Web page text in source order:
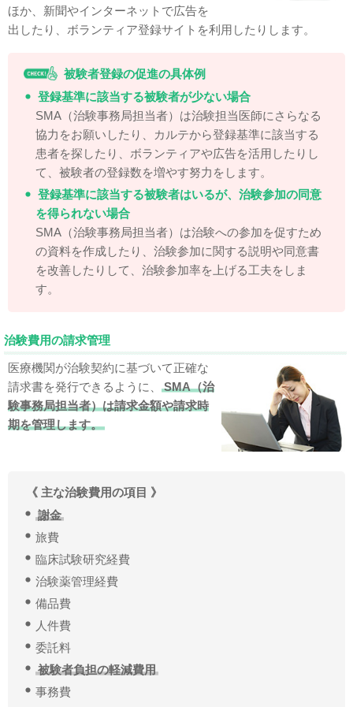
ほか、新聞やインターネットで広告を
出したり、ボランティア登録サイトを利用したりします。
被験者登録の促進の具体例
登録基準に該当する被験者が少ない場合
SMA（治験事務局担当者）は治験担当医師にさらなる
協力をお願いしたり、カルテから登録基準に該当する
患者を探したり、ボランティアや広告を活用したりし
て、被験者の登録数を増やす努力をします。
登録基準に該当する被験者はいるが、治験参加の同意
を得られない場合
SMA（治験事務局担当者）は治験への参加を促すため
の資料を作成したり、治験参加に関する説明や同意書
を改善したりして、治験参加率を上げる工夫をしま
す。
治験費用の請求管理
医療機関が治験契約に基づいて正確な
請求書を発行できるように、
SMA（治
験事務局担当者）は請求金額や請求時
期を管理します。
《 主な治験費用の項目 》
謝金
旅費
臨床試験研究経費
治験薬管理経費
備品費
人件費
委託料
被験者負担の軽減費用
事務費